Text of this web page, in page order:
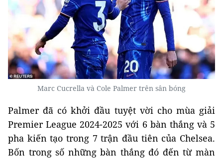
Marc Cucrella và Cole Palmer trên sân bóng
Palmer đã có khởi đầu tuyệt vời cho mùa giải
Premier League 2024-2025 với 6 bàn thắng và 5
pha kiến ​​tạo trong 7 trận đầu tiên của Chelsea.
Bốn trong số những bàn thắng đó đến từ màn